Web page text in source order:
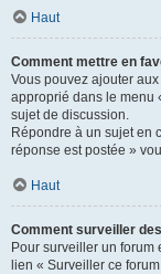
Haut
Comment mettre en
Vous pouvez ajouter
approprié dans le menu
sujet de discussion.
Répondre à un sujet en
réponse est postée »
Haut
Comment surveiller
Pour surveiller un forum
lien « Surveiller ce